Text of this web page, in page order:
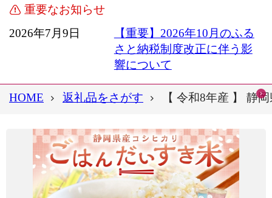
重要なお知らせ
2026年7月9日
【重要】2026年10月のふる
さと納税制度改正に伴う影
響について
HOME 返礼品をさがす 【 令和8年産 】 静